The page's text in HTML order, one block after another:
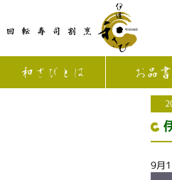
和さびとは お品
9月